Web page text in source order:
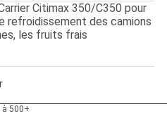
Citimax 350/C350 pour
refroidissement des camions
les fruits frais
à 500+